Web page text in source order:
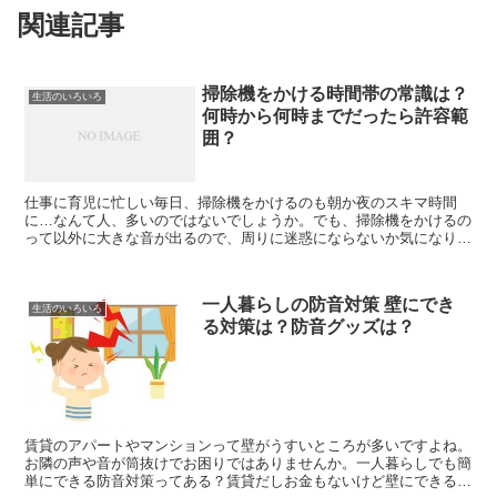
関連記事
生活のいろいろ
掃除機をかける時間帯の常識は？
何時から何時までだったら許容範
囲？
仕事に育児に忙しい毎日、掃除機をかけるのも朝か夜のスキマ時間
に…なんて人、多いのではないでしょうか。でも、掃除機をかけるの
って以外に大きな音が出るので、周りに迷惑にならないか気になりま
生活のいろいろ
一人暮らしの防音対策 壁にでき
る対策は？防音グッズは？
賃貸のアパートやマンションって壁がうすいところが多いですよね。
お隣の声や音が筒抜けでお困りではありませんか。一人暮らしでも簡
単にできる防音対策ってある？賃貸だしお金もないけど壁にできる対